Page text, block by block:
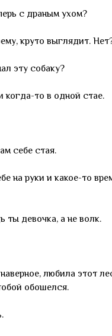
с драным ухом?
круто выглядит.
эту собаку?
то в одной стае.
себе стая.
на руки и какое-то
ты девочка, а не волк.
любила этот
обошелся.